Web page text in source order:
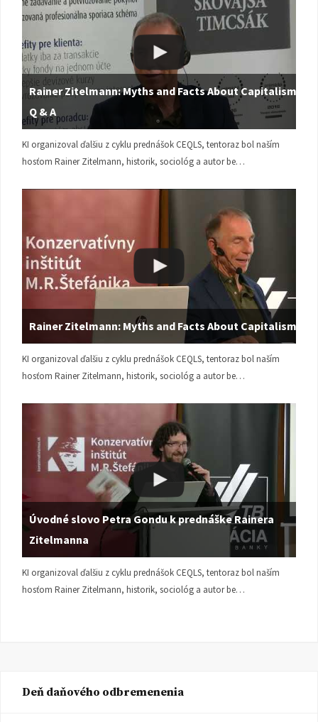
Rainer Zitelmann: Myths and Facts About Capitalism |
Q & A
KI organizoval ďalšiu z cyklu prednášok CEQLS, tentoraz bol naším
hosťom Rainer Zitelmann, historik, sociológ a autor be…
Rainer Zitelmann: Myths and Facts About Capitalism
KI organizoval ďalšiu z cyklu prednášok CEQLS, tentoraz bol naším
hosťom Rainer Zitelmann, historik, sociológ a autor be…
Úvodné slovo Petra Gondu k prednáške Rainera
Zitelmanna
KI organizoval ďalšiu z cyklu prednášok CEQLS, tentoraz bol naším
hosťom Rainer Zitelmann, historik, sociológ a autor be…
Deň daňového odbremenenia